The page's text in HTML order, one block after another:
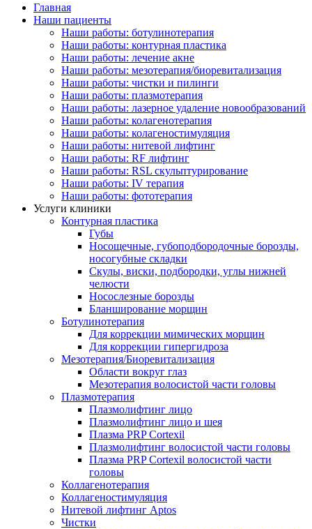
Главная
Наши пациенты
Наши работы: ботулинотерапия
Наши работы: контурная пластика
Наши работы: лечение акне
Наши работы: мезотерапия/биоревитализация
Наши работы: чистки и пилинги
Наши работы: плазмотерапия
Наши работы: лазерное удаление новообразований
Наши работы: колагенотерапия
Наши работы: колагеностимуляция
Наши работы: нитевой лифтинг
Наши работы: RF лифтинг
Наши работы: RSL скульптурирование
Наши работы: IV терапия
Наши работы: фототерапия
Услуги клиники
Контурная пластика
Губы
Носощечные, губоподбородочные борозды,
носогубные складки
Скулы, виски, подбородки, углы нижней
челюсти
Носослезные борозды
Бланширование морщин
Ботулинотерапия
Для коррекции мимических морщин
Для коррекции гипергидроза
Мезотерапия/Биоревитализация
Области вокруг глаз
Мезотерапия волосистой части головы
Плазмотерапия
Плазмолифтинг лицо
Плазмолифтинг лицо и шея
Плазма PRP Cortexil
Плазмолифтинг волосистой части головы
Плазма PRP Cortexil волосистой части
головы
Коллагенотерапия
Коллагеностимуляция
Нитевой лифтинг Aptos
Чистки